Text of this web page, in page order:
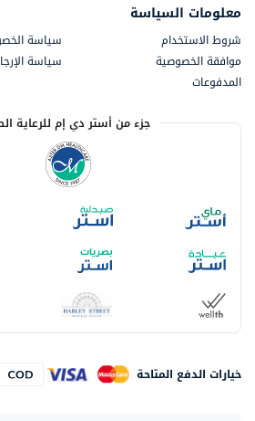
معلومات السياسة
شروط الاستخدام
سياسة
موافقة الخصوصية
سياسة
المدفوعات
جزء من أستر دي إم للرعاية
خيارات الدفع المتاحة